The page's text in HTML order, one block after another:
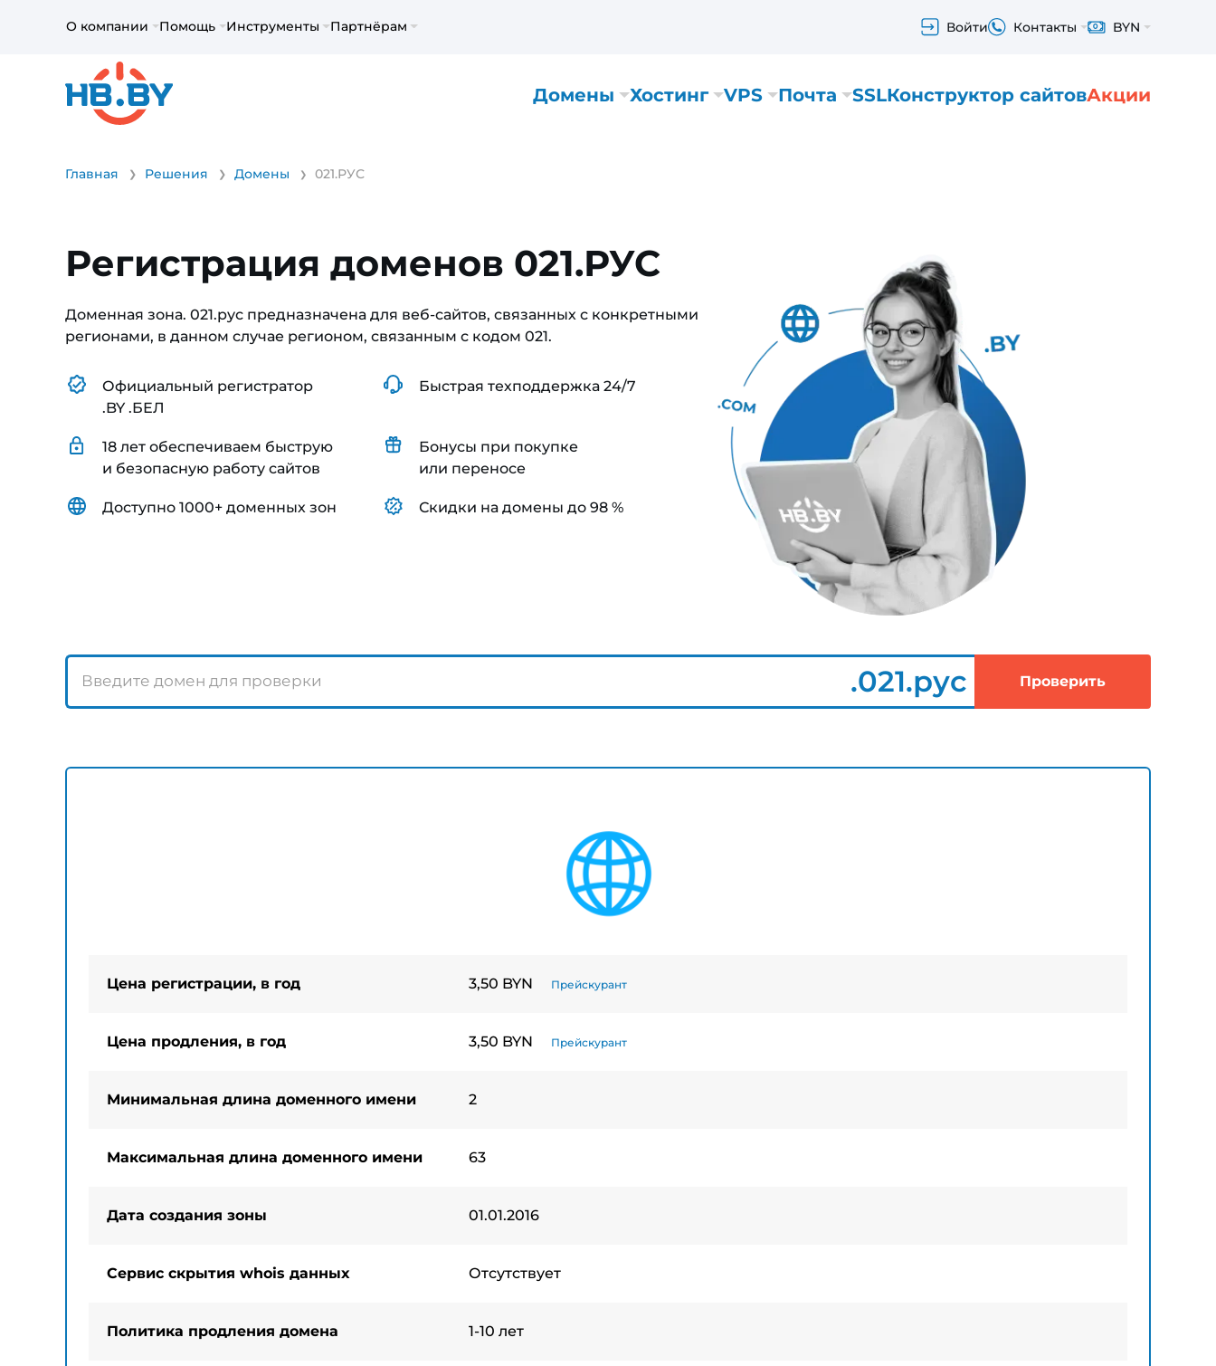
Войти Контакты BYN
Домены Хостинг VPS Почта SSLКонструктор сайтовАкции
О компании Помощь Инструменты Партнёрам
Главная Решения Домены 021.РУС
Регистрация доменов 021.РУС
Доменная зона. 021.рус предназначена для веб-сайтов, связанных с конкретными
регионами, в данном случае регионом, связанным с кодом 021.
Официальный регистратор
.BY .БЕЛ
Быстрая техподдержка 24/7
18 лет обеспечиваем быструю
и безопасную работу сайтов
Бонусы при покупке
или переносе
Доступно 1000+ доменных зон Скидки на домены до 98 %
.021.рус
Цена регистрации, в год 3,50 BYN Прейскурант
Цена продления, в год 3,50 BYN Прейскурант
Минимальная длина доменного имени 2
Максимальная длина доменного имени 63
Дата создания зоны 01.01.2016
Сервис скрытия whois данных Отсутствует
Политика продления домена 1-10 лет